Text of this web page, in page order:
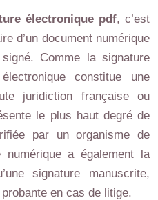
électronique pdf, c’est
d’un document numérique
Comme la signature
constitue une
juridiction française ou
le plus haut degré de
par un organisme de
numérique a également la
signature manuscrite,
en cas de litige.